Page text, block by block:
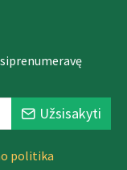
Užsisakyti
politika